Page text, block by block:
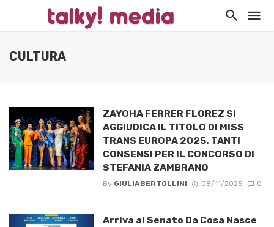
CULTURA
ZAYOHA FERRER FLOREZ SI
AGGIUDICA IL TITOLO DI MISS
TRANS EUROPA 2025. TANTI
CONSENSI PER IL CONCORSO DI
STEFANIA ZAMBRANO
By GIULIABERTOLLINI 08/11/2025 0
Arriva al Senato Da Cosa Nasce